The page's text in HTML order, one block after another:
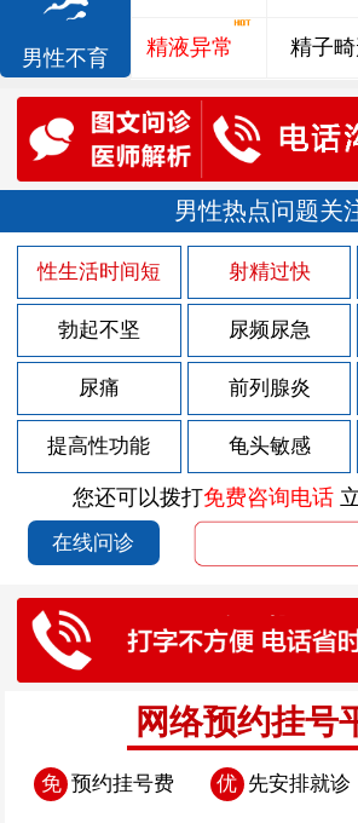
男性不育 精液异常 精子
男性热点问题关
性生活时间短 射精过快
勃起不坚 尿频尿急
尿痛 前列腺炎
提高性功能 龟头敏感
您还可以拨打免费咨询电话
在线问诊
网络预约挂号
免 预约挂号费 优 先安排就诊